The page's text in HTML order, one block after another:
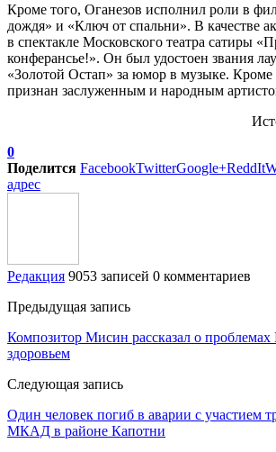
Кроме того, Оганезов исполнил роли в
дождя» и «Ключ от спальни». В качестве
в спектакле Московского театра сатиры
конферансье!». Он был удостоен звания
«Золотой Остап» за юмор в музыке. Кроме
признан заслуженным и народным
0
Поделится FacebookTwitterGoogle+ReddIt
адрес
Редакция 9053 записей 0 комментариев
Предыдущая запись
Композитор Мисин рассказал о проблемах
здоровьем
Следующая запись
Один человек погиб в аварии с участием
МКАД в районе Капотни